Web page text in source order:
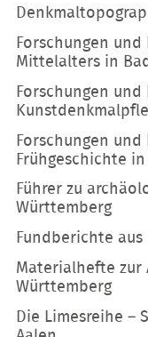
Forschungen
Mittelalters in
Forschungen
Forschungen
Frühgeschichte
Führer zu
Württemberg
Fundberichte
Materialhefte zur
Württemberg
Die Limesreihe –